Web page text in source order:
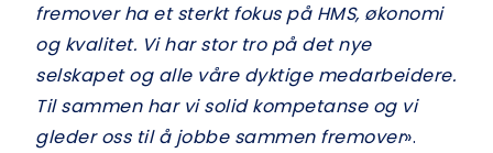
fremover ha et sterkt fokus på HMS, økonomi
og kvalitet. Vi har stor tro på det nye
selskapet og alle våre dyktige medarbeidere.
Til sammen har vi solid kompetanse og vi
gleder oss til å jobbe sammen fremover».